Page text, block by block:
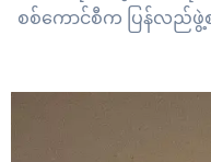
စစ်ကောင်စီက ပြန်လည်ဖွဲ့